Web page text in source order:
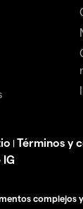
| Términos y
complejos